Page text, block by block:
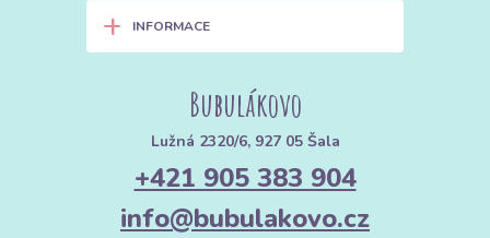
+ INFORMACE
Bubulákovo
Lužná 2320/6, 927 05 Šala
+421 905 383 904
info@bubulakovo.cz